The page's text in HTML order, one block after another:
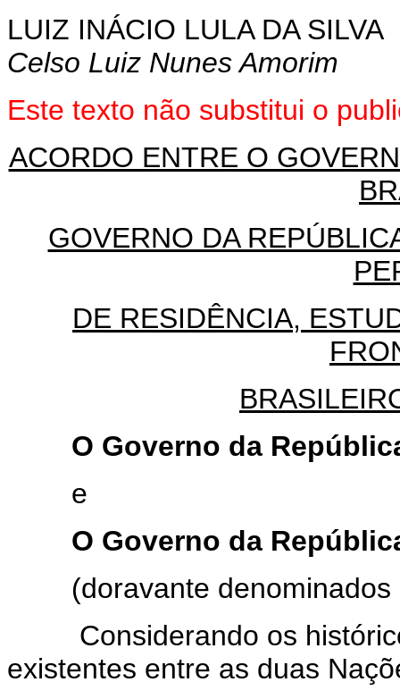
LUIZ INÁCIO LULA DA SILVA
Celso Luiz Nunes Amorim
Este texto não substitui o
ACORDO ENTRE O
GOVERNO DA
DE RESIDÊNCIA,
O Governo da
e
O Governo da
(doravante denominados
Considerando os
existentes entre as duas